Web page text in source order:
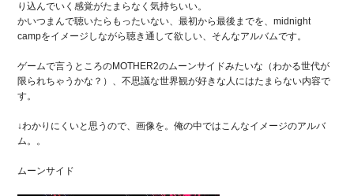
り込んでいく感覚がたまらなく気持ちいい。
かいつまんで聴いたらもったいない、最初から最後までを、midnight
campをイメージしながら聴き通して欲しい、そんなアルバムです。
ゲームで言うところのMOTHER2のムーンサイドみたいな（わかる世代が
限られちゃうかな？）、不思議な世界観が好きな人にはたまらない内容で
す。
↓わかりにくいと思うので、画像を。俺の中ではこんなイメージのアルバ
ム。。
ムーンサイド